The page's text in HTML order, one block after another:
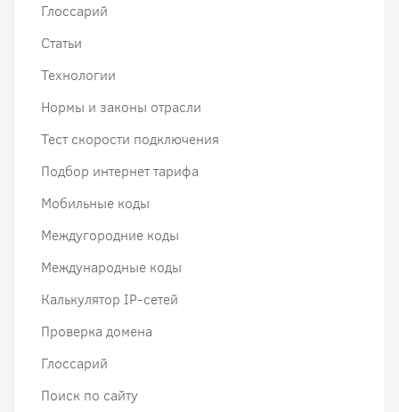
Глоссарий
Статьи
Технологии
Нормы и законы отрасли
Тест скорости подключения
Подбор интернет тарифа
Мобильные коды
Междугородние коды
Международные коды
Калькулятор IP-сетей
Проверка домена
Глоссарий
Поиск по сайту